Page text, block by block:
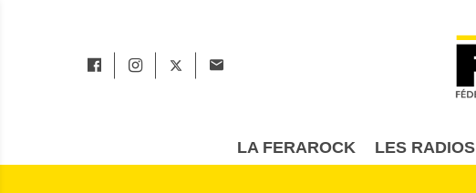
LA FERAROCK LES RADIOS